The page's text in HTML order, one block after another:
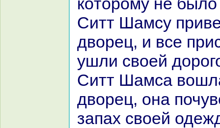
Ситт Шамсу
дворец, и все
ушли своей
Ситт Шамca
дворец, онa
запах своей